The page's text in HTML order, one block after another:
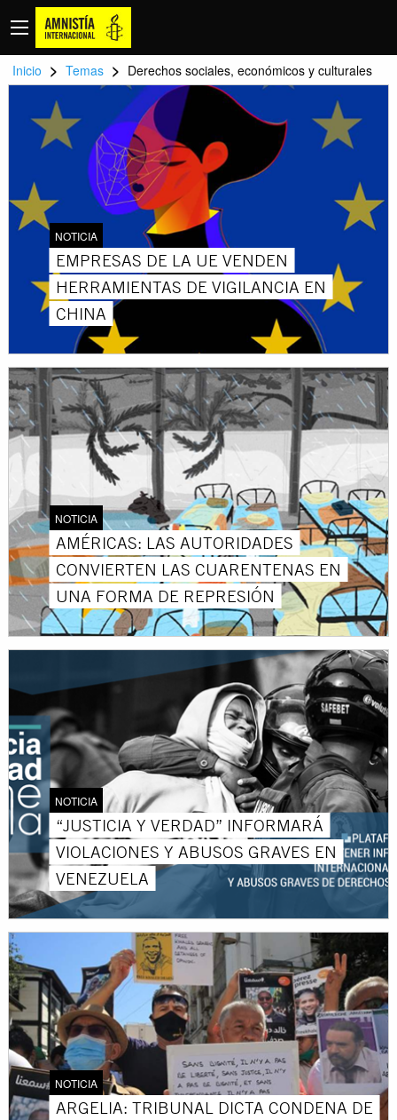
Inicio > Temas > Derechos sociales, económicos y culturales
NOTICIA
EMPRESAS DE LA UE VENDEN
HERRAMIENTAS DE VIGILANCIA EN
CHINA
NOTICIA
AMÉRICAS: LAS AUTORIDADES
CONVIERTEN LAS CUARENTENAS EN
UNA FORMA DE REPRESIÓN
NOTICIA
“JUSTICIA Y VERDAD” INFORMARÁ
VIOLACIONES Y ABUSOS GRAVES EN
VENEZUELA
NOTICIA
ARGELIA: TRIBUNAL DICTA CONDENA DE